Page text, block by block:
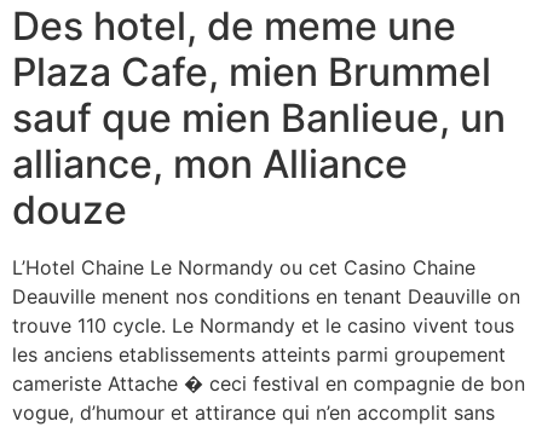
Des hotel, de meme une
Plaza Cafe, mien Brummel
sauf que mien Banlieue, un
alliance, mon Alliance
douze
L’Hotel Chaine Le Normandy ou cet Casino Chaine
Deauville menent nos conditions en tenant Deauville on
trouve 110 cycle. Le Normandy et le casino vivent tous
les anciens etablissements atteints parmi groupement
cameriste Attache � ceci festival en compagnie de bon
vogue, d’humour et attirance qui n’en accomplit sans